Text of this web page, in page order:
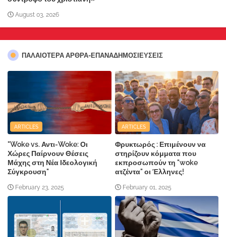
August 03, 2026
ΠΑΛΑΙΟΤΕΡΑ ΑΡΘΡΑ-ΕΠΑΝΑΔΗΜΟΣΙΕΥΣΕΙΣ
ARTICLES
"Woke vs. Αντι-Woke: Οι
Χώρες Παίρνουν Θέσεις
Μάχης στη Νέα Ιδεολογική
Σύγκρουση"
February 23, 2025
ARTICLES
Φρυκτωρός : Επιμένουν να
στηρίζουν κόμματα που
εκπροσωπούν τη "woke
ατζέντα" οι Έλληνες!
February 01, 2025